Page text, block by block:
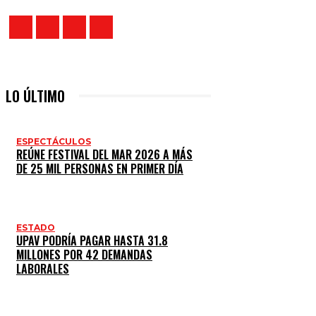
LO ÚLTIMO
ESPECTÁCULOS
REÚNE FESTIVAL DEL MAR 2026 A MÁS
DE 25 MIL PERSONAS EN PRIMER DÍA
ESTADO
UPAV PODRÍA PAGAR HASTA 31.8
MILLONES POR 42 DEMANDAS
LABORALES